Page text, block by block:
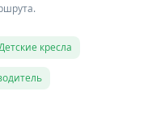
кресла